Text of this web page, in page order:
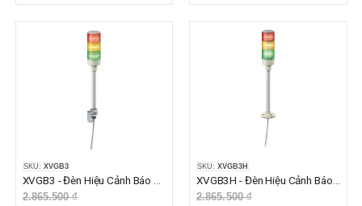
SKU: XVGB3
2.865.500 ₫
SKU: XVGB3H
2.865.500 ₫